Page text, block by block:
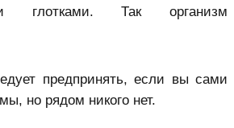
глотками. Так организм
предпринять, если вы сами
но рядом никого нет.